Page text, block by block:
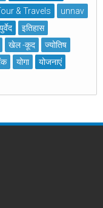
& Travels
unnav
इतिहास
खेल -कूद
ज्योतिष
योगा
योजनाएं